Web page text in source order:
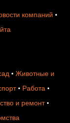
компаний •
• Животные и
• Работа •
и ремонт•